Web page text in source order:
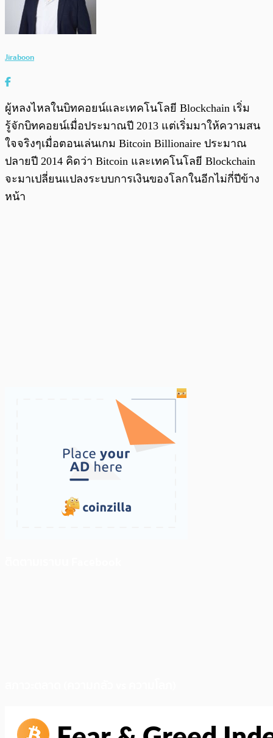
Jiraboon
ผู้หลงไหลในบิทคอยน์และเทคโนโลยี Blockchain เริ่ม
รู้จักบิทคอยน์เมื่อประมาณปี 2013 แต่เริ่มมาให้ความสน
ใจจริงๆเมื่อตอนเล่นเกม Bitcoin Billionaire ประมาณ
ปลายปี 2014 คิดว่า Bitcoin และเทคโนโลยี Blockchain
จะมาเปลี่ยนแปลงระบบการเงินของโลกในอีกไม่กี่ปีข้าง
หน้า